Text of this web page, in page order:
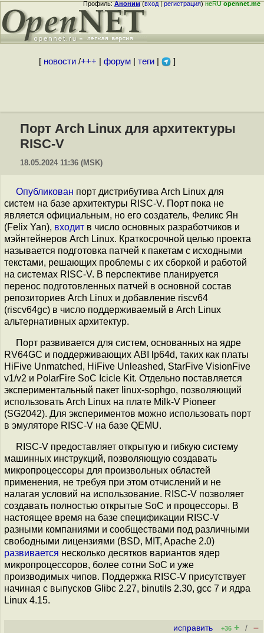
Профиль:Аноним(вход|регистрация)неRUopennet.me
[ новости/+++ форум| теги| ]
Порт Arch Linux для архитектуры
RISC-V
18.05.2024 11:36 (MSK)
Опубликован порт дистрибутива Arch Linux для
систем на базе архитектуры RISC-V. Порт пока не
является официальным, но его создатель, Феликс Ян
(Felix Yan), входит в число основных разработчиков и
мэйнтейнеров Arch Linux. Краткосрочной целью проекта
называется подготовка патчей к пакетам с исходными
текстами, решающих проблемы с их сборкой и работой
на системах RISC-V. В перспективе планируется
перенос подготовленных патчей в основной состав
репозиториев Arch Linux и добавление riscv64
(riscv64gc) в число поддерживаемый в Arch Linux
альтернативных архитектур.
Порт развивается для систем, основанных на ядре
RV64GC и поддерживающих ABI lp64d, таких как платы
HiFive Unmatched, HiFive Unleashed, StarFive VisionFive
v1/v2 и PolarFire SoC Icicle Kit. Отдельно поставляется
экспериментальный пакет linux-sophgo, позволяющий
использовать Arch Linux на плате Milk-V Pioneer
(SG2042). Для экспериментов можно использовать порт
в эмуляторе RISC-V на базе QEMU.
RISC-V предоставляет открытую и гибкую систему
машинных инструкций, позволяющую создавать
микропроцессоры для произвольных областей
применения, не требуя при этом отчислений и не
налагая условий на использование. RISC-V позволяет
создавать полностью открытые SoC и процессоры. В
настоящее время на базе спецификации RISC-V
разными компаниями и сообществами под различными
свободными лицензиями (BSD, MIT, Apache 2.0)
развивается несколько десятков вариантов ядер
микропроцессоров, более сотни SoC и уже
производимых чипов. Поддержка RISC-V присутствует
начиная с выпусков Glibc 2.27, binutils 2.30, gcc 7 и ядра
Linux 4.15.
исправить +36 + / –